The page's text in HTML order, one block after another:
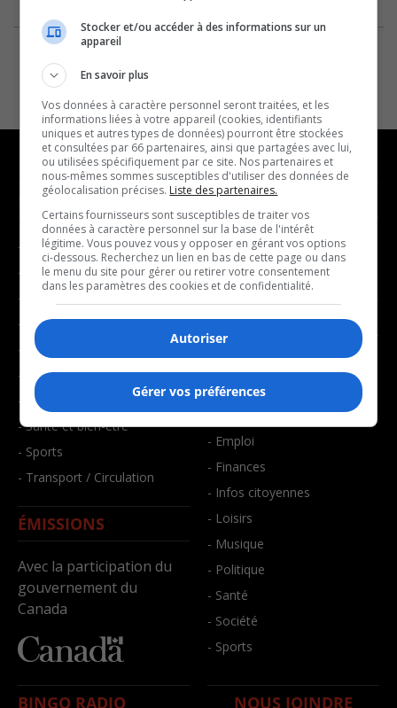
NOUVELLES
- Affaires municipales
- Communauté / Social
- Culture
- Économie
- Éducation
- Environnement
- Faits divers
- Santé et bien-être
- Sports
- Transport / Circulation
ÉMISSIONS
Avec la participation du
gouvernement du
Canada
MUSIQUE
- Décompte franco
- Joué récemment
BALADOS
- Art de vivre
- Bien-être
- Emploi
- Finances
- Infos citoyennes
- Loisirs
- Musique
- Politique
- Santé
- Société
- Sports
BINGO RADIO NOUS JOINDRE
Stocker et/ou accéder à des informations sur un
appareil
En savoir plus
Vos données à caractère personnel seront traitées, et les
informations liées à votre appareil (cookies, identifiants
uniques et autres types de données) pourront être stockées
et consultées par 66 partenaires, ainsi que partagées avec lui,
ou utilisées spécifiquement par ce site. Nos partenaires et
nous-mêmes sommes susceptibles d'utiliser des données de
géolocalisation précises. Liste des partenaires.
Certains fournisseurs sont susceptibles de traiter vos
données à caractère personnel sur la base de l'intérêt
légitime. Vous pouvez vous y opposer en gérant vos options
ci-dessous. Recherchez un lien en bas de cette page ou dans
le menu du site pour gérer ou retirer votre consentement
dans les paramètres des cookies et de confidentialité.
Autoriser
Gérer vos préférences